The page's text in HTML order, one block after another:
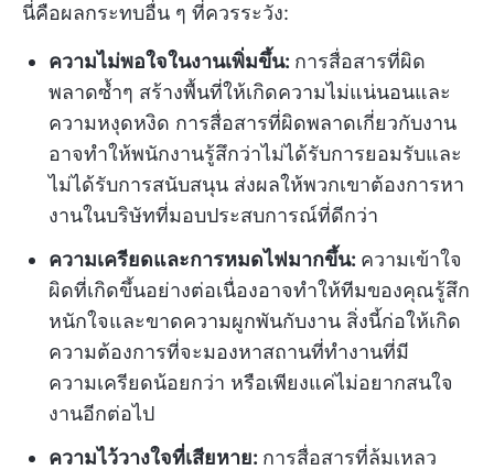
นี่คือผลกระทบอื่น ๆ ที่ควรระวัง:
ความไม่พอใจในงานเพิ่มขึ้น: การสื่อสารที่ผิด
พลาดซ้ำๆ สร้างพื้นที่ให้เกิดความไม่แน่นอนและ
ความหงุดหงิด การสื่อสารที่ผิดพลาดเกี่ยวกับงาน
อาจทำให้พนักงานรู้สึกว่าไม่ได้รับการยอมรับและ
ไม่ได้รับการสนับสนุน ส่งผลให้พวกเขาต้องการหา
งานในบริษัทที่มอบประสบการณ์ที่ดีกว่า
ความเครียดและการหมดไฟมากขึ้น: ความเข้าใจ
ผิดที่เกิดขึ้นอย่างต่อเนื่องอาจทำให้ทีมของคุณรู้สึก
หนักใจและขาดความผูกพันกับงาน สิ่งนี้ก่อให้เกิด
ความต้องการที่จะมองหาสถานที่ทำงานที่มี
ความเครียดน้อยกว่า หรือเพียงแค่ไม่อยากสนใจ
งานอีกต่อไป
ความไว้วางใจที่เสียหาย: การสื่อสารที่ล้มเหลว